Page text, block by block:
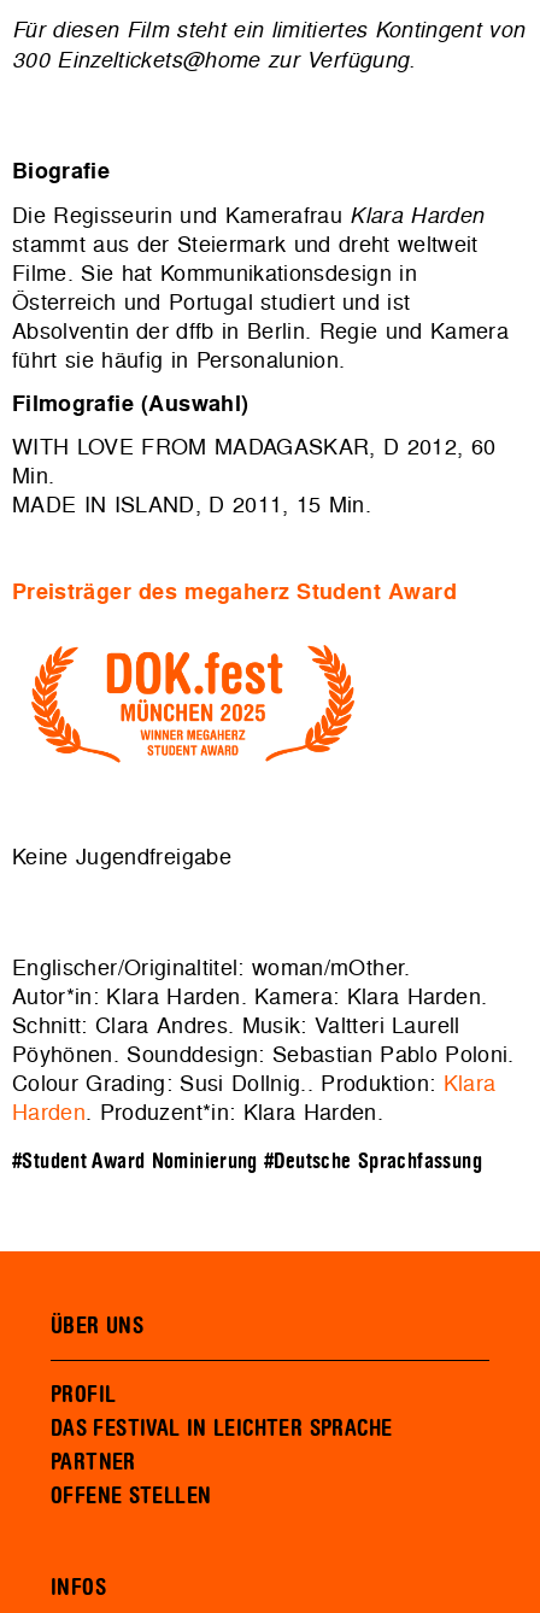
Für diesen Film steht ein limitiertes Kontingent von
300 Einzeltickets@home zur Verfügung.
Biografie
Die Regisseurin und Kamerafrau Klara Harden
stammt aus der Steiermark und dreht weltweit
Filme. Sie hat Kommunikationsdesign in
Österreich und Portugal studiert und ist
Absolventin der dffb in Berlin. Regie und Kamera
führt sie häufig in Personalunion.
Filmografie (Auswahl)
WITH LOVE FROM MADAGASKAR, D 2012, 60
Min.
MADE IN ISLAND, D 2011, 15 Min.
Preisträger des megaherz Student Award
Keine Jugendfreigabe
Englischer/Originaltitel: woman/mOther.
Autor*in: Klara Harden. Kamera: Klara Harden.
Schnitt: Clara Andres. Musik: Valtteri Laurell
Pöyhönen. Sounddesign: Sebastian Pablo Poloni.
Colour Grading: Susi Dollnig.. Produktion: Klara
Harden. Produzent*in: Klara Harden.
#Student Award Nominierung #Deutsche Sprachfassung
ÜBER UNS
PROFIL
DAS FESTIVAL IN LEICHTER SPRACHE
PARTNER
OFFENE STELLEN
INFOS